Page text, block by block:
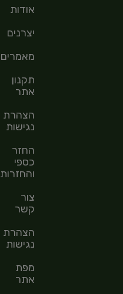
אודות
יצרנים
מאמרים
תקנון
אתר
הצהרת
נגישות
החזר
כספי
והחזרות
צור
קשר
הצהרת
נגישות
מפת
אתר